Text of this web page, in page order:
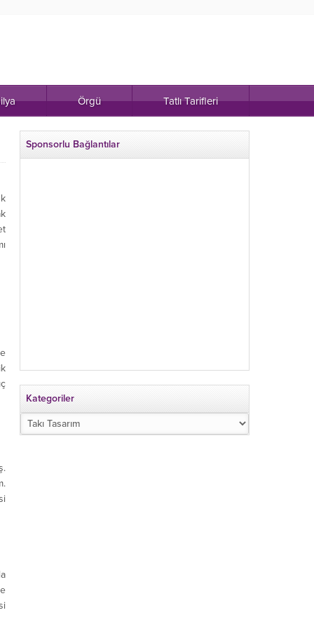
Örgü Tatlı Tarifleri
Sponsorlu Bağlantılar
Kategoriler
Kategoriler